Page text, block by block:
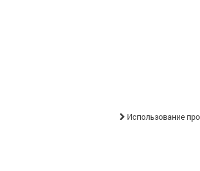
Использование